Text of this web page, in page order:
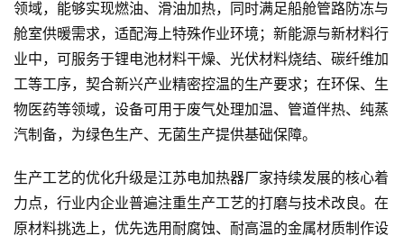
领域，能够实现燃油、滑油加热，同时满足船舱管路防冻与
舱室供暖需求，适配海上特殊作业环境；新能源与新材料行
业中，可服务于锂电池材料干燥、光伏材料烧结、碳纤维加
工等工序，契合新兴产业精密控温的生产要求；在环保、生
物医药等领域，设备可用于废气处理加温、管道伴热、纯蒸
汽制备，为绿色生产、无菌生产提供基础保障。
生产工艺的优化升级是江苏电加热器厂家持续发展的核心着
力点，行业内企业普遍注重生产工艺的打磨与技术改良。在
原材料挑选上，优先选用耐腐蚀、耐高温的金属材质制作设